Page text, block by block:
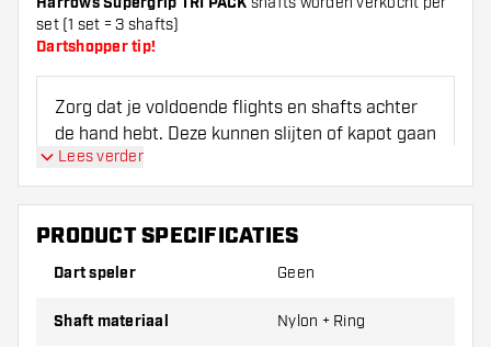
set (1 set = 3 shafts)
Dartshopper tip!
Zorg dat je voldoende flights en shafts achter
de hand hebt. Deze kunnen slijten of kapot gaan
door gebruik.
Probeer eens een andere maat shaft om
erachter te komen welke variant het beste bij je
past!
Lees verder
PRODUCT SPECIFICATIES
Dart speler Geen
Shaft materiaal Nylon + Ring